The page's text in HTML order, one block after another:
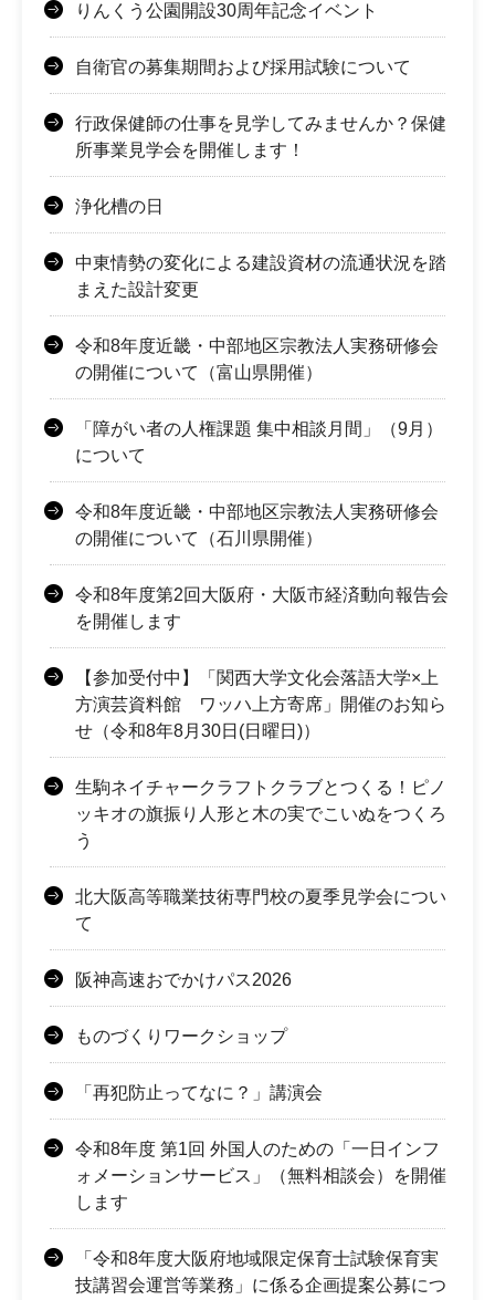
りんくう公園開設30周年記念イベント
自衛官の募集期間および採用試験について
行政保健師の仕事を見学してみませんか？保健
所事業見学会を開催します！
浄化槽の日
中東情勢の変化による建設資材の流通状況を踏
まえた設計変更
令和8年度近畿・中部地区宗教法人実務研修会
の開催について（富山県開催）
「障がい者の人権課題 集中相談月間」（9月）
について
令和8年度近畿・中部地区宗教法人実務研修会
の開催について（石川県開催）
令和8年度第2回大阪府・大阪市経済動向報告会
を開催します
【参加受付中】「関西大学文化会落語大学×上
方演芸資料館 ワッハ上方寄席」開催のお知ら
せ（令和8年8月30日(日曜日)）
生駒ネイチャークラフトクラブとつくる！ピノ
ッキオの旗振り人形と木の実でこいぬをつくろ
う
北大阪高等職業技術専門校の夏季見学会につい
て
阪神高速おでかけパス2026
ものづくりワークショップ
「再犯防止ってなに？」講演会
令和8年度 第1回 外国人のための「一日インフ
ォメーションサービス」（無料相談会）を開催
します
「令和8年度大阪府地域限定保育士試験保育実
技講習会運営等業務」に係る企画提案公募につ